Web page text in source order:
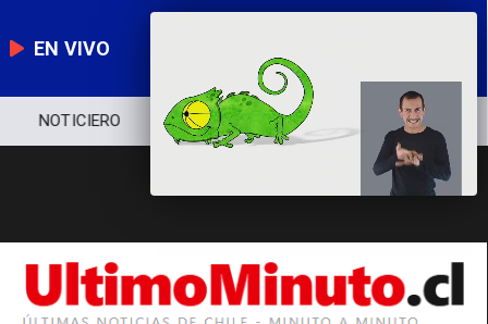
EN VIVO
NOTICIERO POLÍTICA ECONOMÍA